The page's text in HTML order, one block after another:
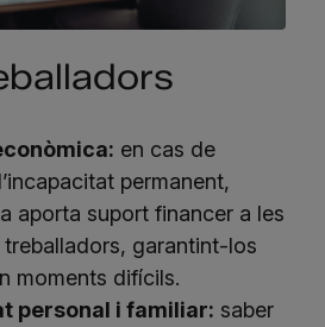
en cas de
permanent,
aporta suport financer a les
garantint-los
moments difícils.
personal i familiar: saber